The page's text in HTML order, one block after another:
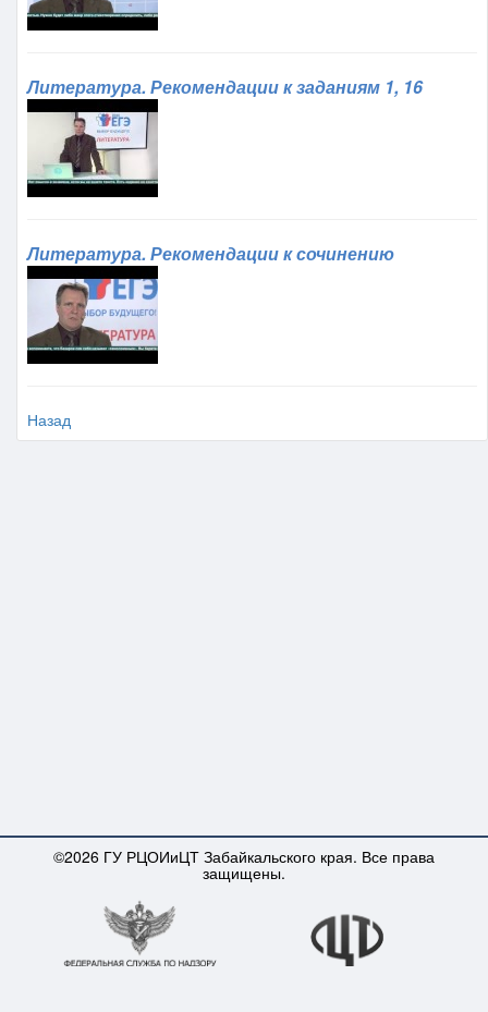
Литература. Рекомендации к заданиям 1, 16
Литература. Рекомендации к сочинению
Назад
©2026 ГУ РЦОИиЦТ Забайкальского края. Все права
защищены.